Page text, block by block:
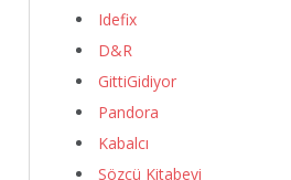
Idefix
D&R
GittiGidiyor
Pandora
Kabalcı
Sözcü Kitabevi